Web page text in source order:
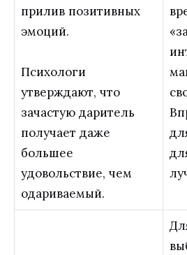
прилив позитивных
эмоций.
Психологи
утверждают, что
зачастую даритель
получает даже
большее
удовольствие, чем
одариваемый.